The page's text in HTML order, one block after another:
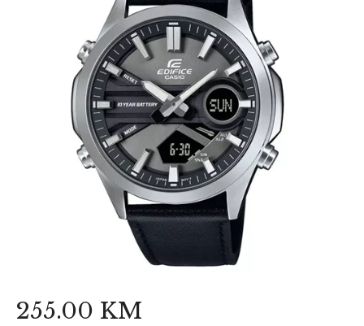
KONTAKT
SATOVI
SREBRNI NAKIT
ZLATNI NAKIT
255.00 KM